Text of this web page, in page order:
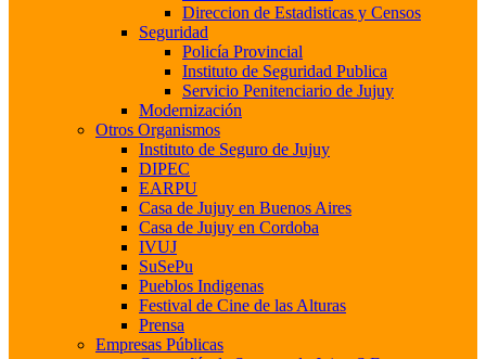
Direccion de Estadisticas y Censos
Seguridad
Policía Provincial
Instituto de Seguridad Publica
Servicio Penitenciario de Jujuy
Modernización
Otros Organismos
Instituto de Seguro de Jujuy
DIPEC
EARPU
Casa de Jujuy en Buenos Aires
Casa de Jujuy en Cordoba
IVUJ
SuSePu
Pueblos Indigenas
Festival de Cine de las Alturas
Prensa
Empresas Públicas